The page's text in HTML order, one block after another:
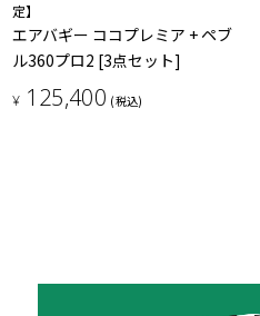
定】
エアバギー ココプレミア + ペブ
ル360プロ2 [3点セット]
¥ 125,400 (税込)